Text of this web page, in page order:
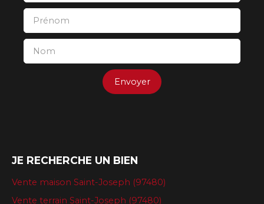
Prénom
Nom
Envoyer
JE RECHERCHE UN BIEN
Vente maison Saint-Joseph (97480)
Vente terrain Saint-Joseph (97480)